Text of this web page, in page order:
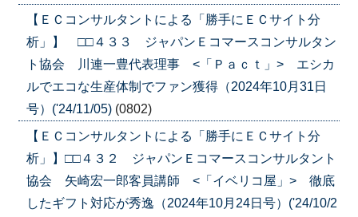
【ＥＣコンサルタントによる「勝手にＥＣサイト分
析」】 □□４３３ ジャパンＥコマースコンサルタン
ト協会 川連一豊代表理事 <「Ｐａｃｔ」> エシカ
ルでエコな生産体制でファン獲得（2024年10月31日
号）('24/11/05) (0802)
【ＥＣコンサルタントによる「勝手にＥＣサイト分
析」】□□４３２ ジャパンＥコマースコンサルタント
協会 矢崎宏一郎客員講師 <「イベリコ屋」> 徹底
したギフト対応が秀逸（2024年10月24日号）('24/10/2